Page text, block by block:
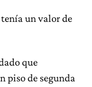
un valor de
que
piso de segunda